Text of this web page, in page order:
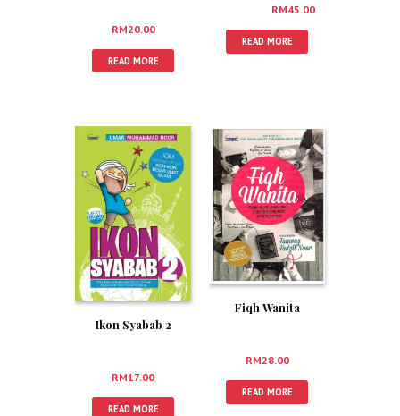
RM20.00
READ MORE
RM45.00
READ MORE
Ikon Syabab 2
RM17.00
READ MORE
Fiqh Wanita
RM28.00
READ MORE